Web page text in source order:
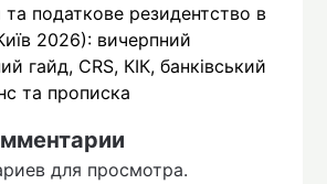
та податкове резидентство в
2026): вичерпний
гайд, CRS, КІК, банківський
та прописка
для просмотра.